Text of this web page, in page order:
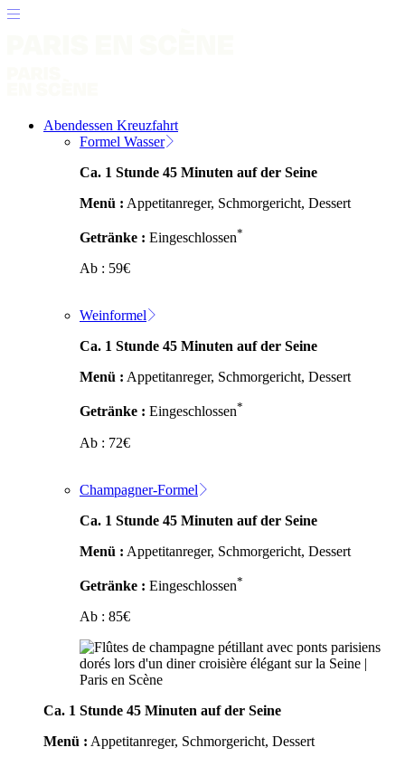
Abendessen Kreuzfahrt
Formel Wasser
Ca. 1 Stunde 45 Minuten auf der Seine
Menü : Appetitanreger, Schmorgericht, Dessert
Getränke : Eingeschlossen*
Ab : 59€
Weinformel
Ca. 1 Stunde 45 Minuten auf der Seine
Menü : Appetitanreger, Schmorgericht, Dessert
Getränke : Eingeschlossen*
Ab : 72€
Champagner-Formel
Ca. 1 Stunde 45 Minuten auf der Seine
Menü : Appetitanreger, Schmorgericht, Dessert
Getränke : Eingeschlossen*
Ab : 85€
Ca. 1 Stunde 45 Minuten auf der Seine
Menü : Appetitanreger, Schmorgericht, Dessert